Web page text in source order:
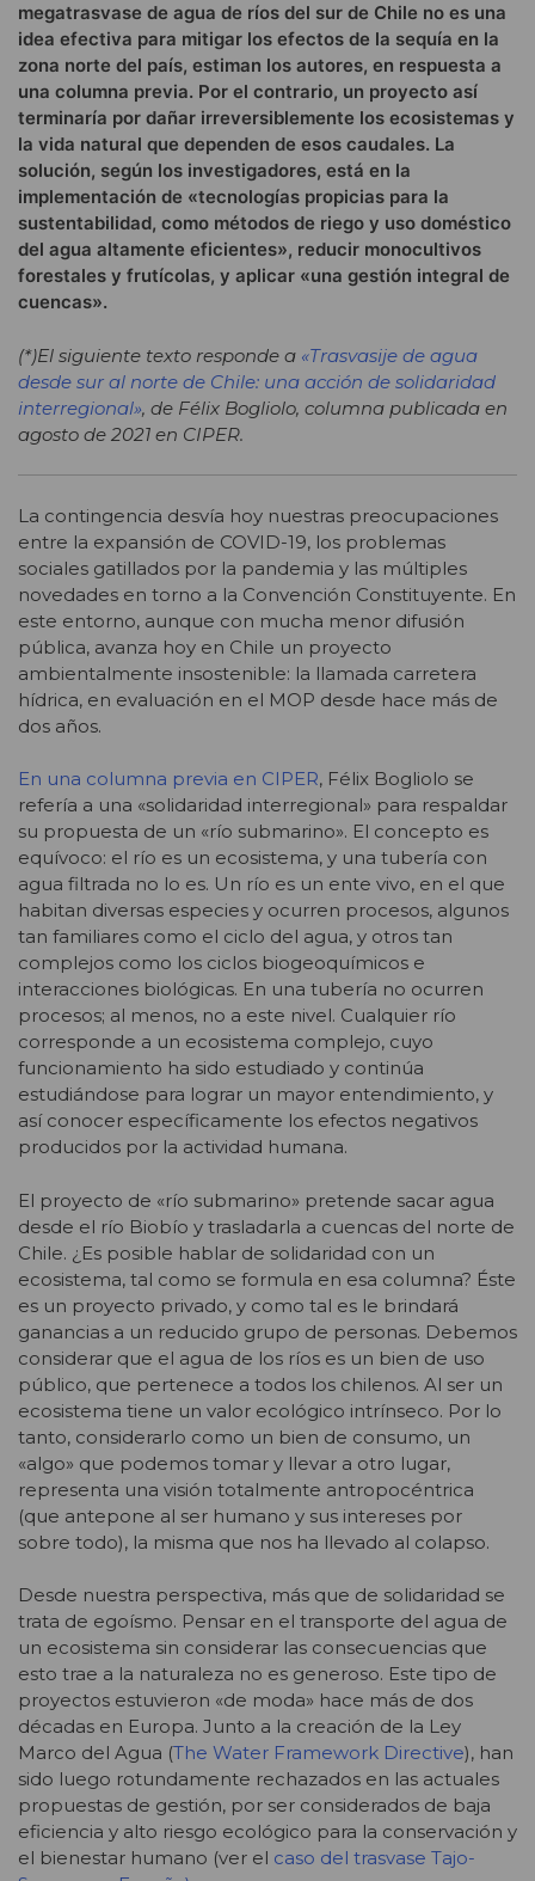
megatrasvase de agua de ríos del sur de Chile no es una
idea efectiva para mitigar los efectos de la sequía en la
zona norte del país, estiman los autores, en respuesta a
una columna previa. Por el contrario, un proyecto así
terminaría por dañar irreversiblemente los ecosistemas y
la vida natural que dependen de esos caudales. La
solución, según los investigadores, está en la
implementación de «tecnologías propicias para la
sustentabilidad, como métodos de riego y uso doméstico
del agua altamente eficientes», reducir monocultivos
forestales y frutícolas, y aplicar «una gestión integral de
cuencas».
(*)El siguiente texto responde a «Trasvasije de agua
desde sur al norte de Chile: una acción de solidaridad
interregional», de Félix Bogliolo, columna publicada en
agosto de 2021 en CIPER.
La contingencia desvía hoy nuestras preocupaciones
entre la expansión de COVID-19, los problemas
sociales gatillados por la pandemia y las múltiples
novedades en torno a la Convención Constituyente. En
este entorno, aunque con mucha menor difusión
pública, avanza hoy en Chile un proyecto
ambientalmente insostenible: la llamada carretera
hídrica, en evaluación en el MOP desde hace más de
dos años.
En una columna previa en CIPER, Félix Bogliolo se
refería a una «solidaridad interregional» para respaldar
su propuesta de un «río submarino». El concepto es
equívoco: el río es un ecosistema, y una tubería con
agua filtrada no lo es. Un río es un ente vivo, en el que
habitan diversas especies y ocurren procesos, algunos
tan familiares como el ciclo del agua, y otros tan
complejos como los ciclos biogeoquímicos e
interacciones biológicas. En una tubería no ocurren
procesos; al menos, no a este nivel. Cualquier río
corresponde a un ecosistema complejo, cuyo
funcionamiento ha sido estudiado y continúa
estudiándose para lograr un mayor entendimiento, y
así conocer específicamente los efectos negativos
producidos por la actividad humana.
El proyecto de «río submarino» pretende sacar agua
desde el río Biobío y trasladarla a cuencas del norte de
Chile. ¿Es posible hablar de solidaridad con un
ecosistema, tal como se formula en esa columna? Éste
es un proyecto privado, y como tal es le brindará
ganancias a un reducido grupo de personas. Debemos
considerar que el agua de los ríos es un bien de uso
público, que pertenece a todos los chilenos. Al ser un
ecosistema tiene un valor ecológico intrínseco. Por lo
tanto, considerarlo como un bien de consumo, un
«algo» que podemos tomar y llevar a otro lugar,
representa una visión totalmente antropocéntrica
(que antepone al ser humano y sus intereses por
sobre todo), la misma que nos ha llevado al colapso.
Desde nuestra perspectiva, más que de solidaridad se
trata de egoísmo. Pensar en el transporte del agua de
un ecosistema sin considerar las consecuencias que
esto trae a la naturaleza no es generoso. Este tipo de
proyectos estuvieron «de moda» hace más de dos
décadas en Europa. Junto a la creación de la Ley
Marco del Agua (The Water Framework Directive), han
sido luego rotundamente rechazados en las actuales
propuestas de gestión, por ser considerados de baja
eficiencia y alto riesgo ecológico para la conservación y
el bienestar humano (ver el caso del trasvase Tajo-